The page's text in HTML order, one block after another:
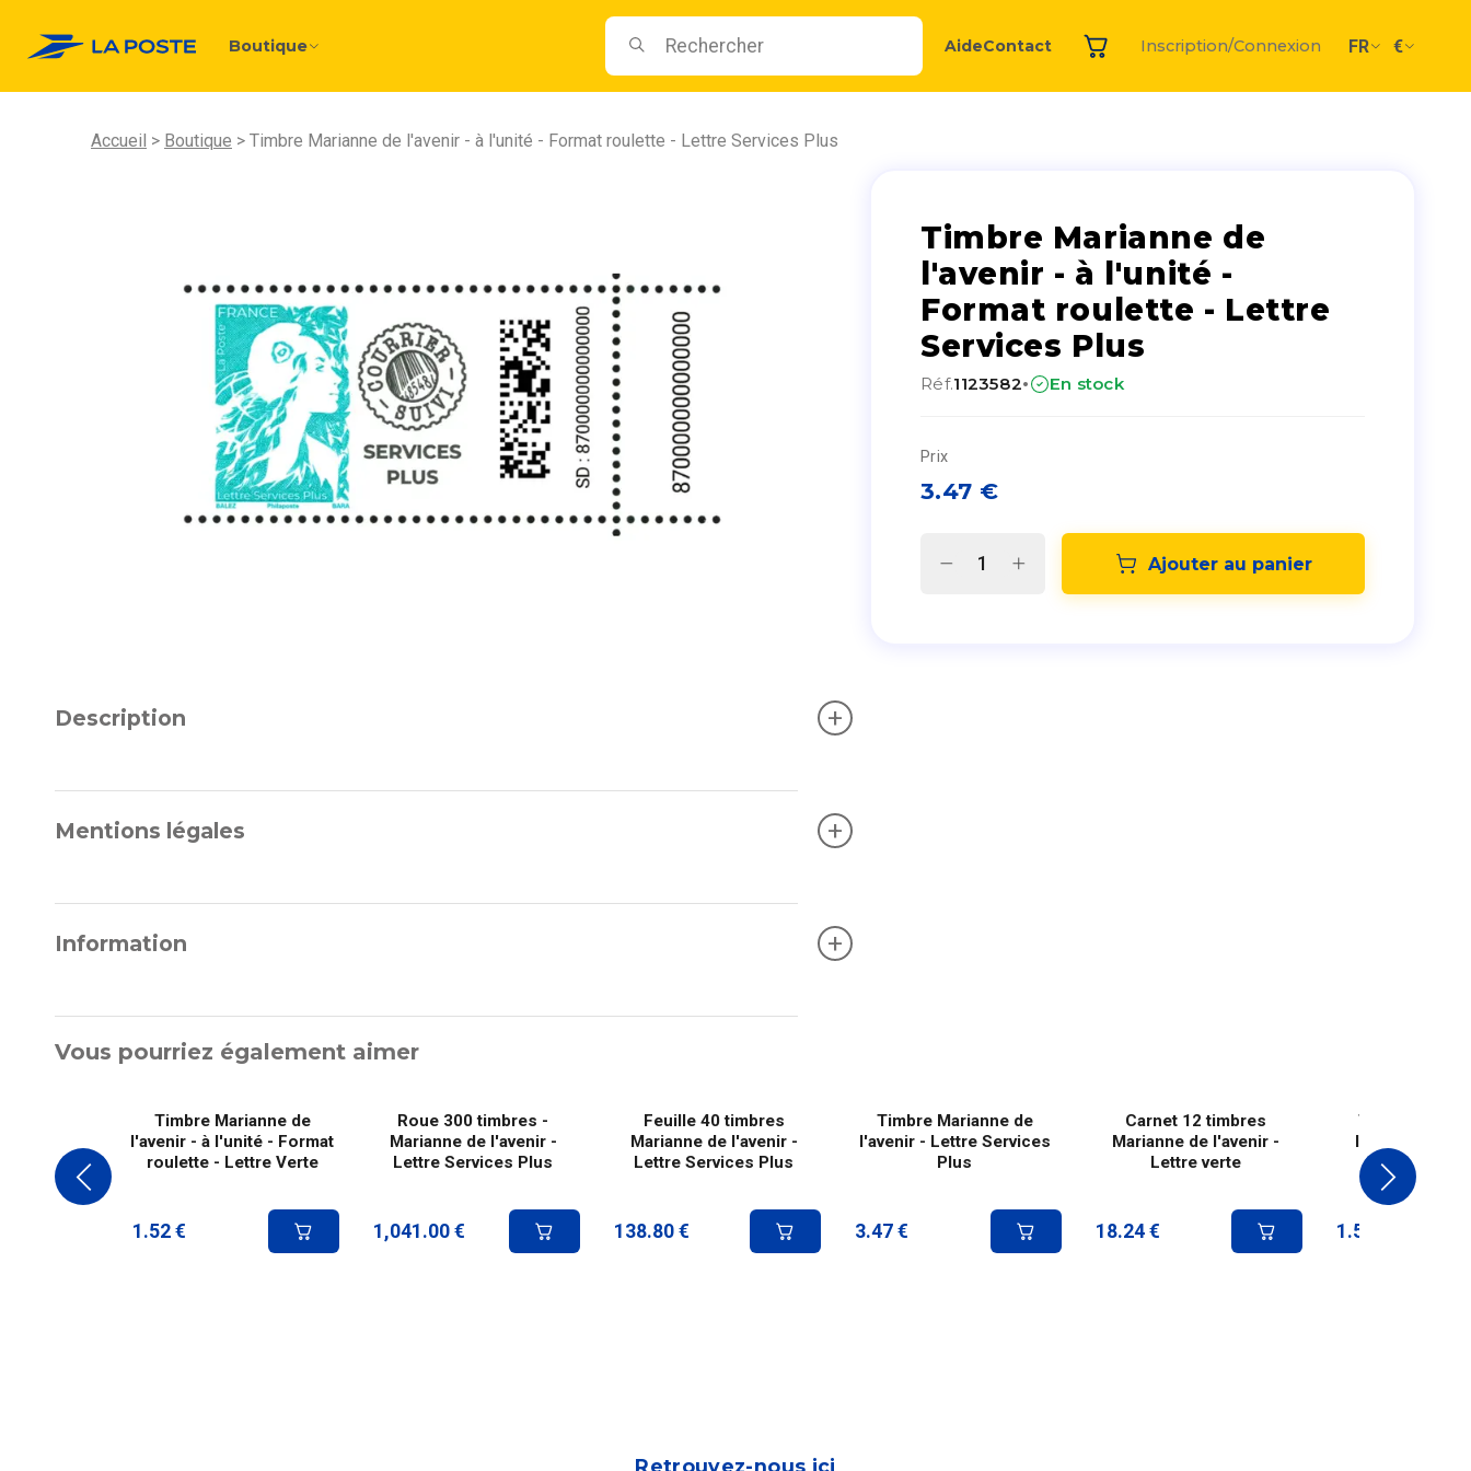
Boutique AideContact Inscription/Connexion FR €
Accueil Boutique Timbre Marianne de l'avenir - à l'unité - Format roulette - Lettre Services Plus
Timbre Marianne de
l'avenir - à l'unité -
Format roulette - Lettre
Services Plus
Réf.1123582· En stock
Prix
3.47 €
Ajouter au panier
Description +
Mentions légales +
Information +
Vous pourriez également aimer
Timbre Marianne de
l'avenir - à l'unité - Format
roulette - Lettre Verte
1.52 €
Roue 300 timbres -
Marianne de l'avenir -
Lettre Services Plus
1,041.00 €
Feuille 40 timbres
Marianne de l'avenir -
Lettre Services Plus
138.80 €
Timbre Marianne de
l'avenir - Lettre Services
Plus
3.47 €
Carnet 12 timbres
Marianne de l'avenir -
Lettre verte
18.24 €
Timbre
l'avenir -
1.52
Retrouvez-nous ici